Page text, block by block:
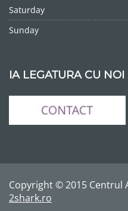
Saturday
Sunday
IA LEGATURA CU NOI
Copyright © 2015 Centrul
2shark.ro